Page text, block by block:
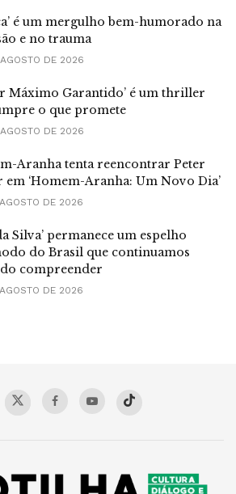
é um mergulho bem-humorado na
e no trauma
DE 2026
Máximo Garantido’ é um thriller
o que promete
DE 2026
Aranha tenta reencontrar Peter
em ‘Homem-Aranha: Um Novo Dia’
DE 2026
Silva’ permanece um espelho
do Brasil que continuamos
compreender
DE 2026